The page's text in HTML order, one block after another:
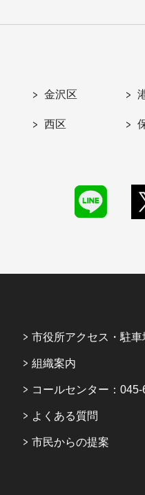
金沢区
西区
市役所アクセス・駐車
組織案内
コールセンター：
よくある質問
市民からの提案